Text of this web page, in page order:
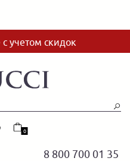
учетом скидок
8 800 700 01 35
0